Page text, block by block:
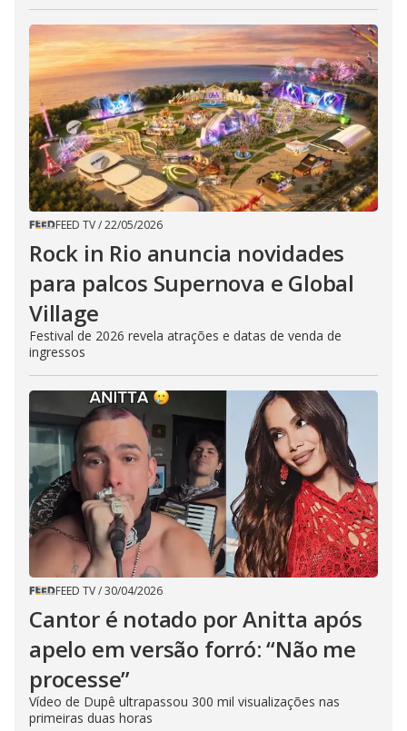
FEED TV/22/05/2026
Rock in Rio anuncia novidades
para palcos Supernova e Global
Village
Festival de 2026 revela atrações e datas de venda de
ingressos
FEED TV/30/04/2026
Cantor é notado por Anitta após
apelo em versão forró: “Não me
processe”
Vídeo de Dupê ultrapassou 300 mil visualizações nas
primeiras duas horas